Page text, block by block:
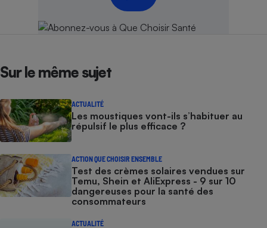
Sur le même sujet
ACTUALITÉ
Les moustiques vont-ils s’habituer au
répulsif le plus efficace ?
ACTION QUE CHOISIR ENSEMBLE
Test des crèmes solaires vendues sur
Temu, Shein et AliExpress - 9 sur 10
dangereuses pour la santé des
consommateurs
ACTUALITÉ